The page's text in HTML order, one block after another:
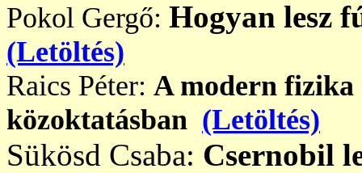
Pokol Gergő: Hogyan lesz
(Letöltés)
Raics Péter: A modern fizika
közoktatásban (Letöltés)
Sükösd Csaba: Csernobil